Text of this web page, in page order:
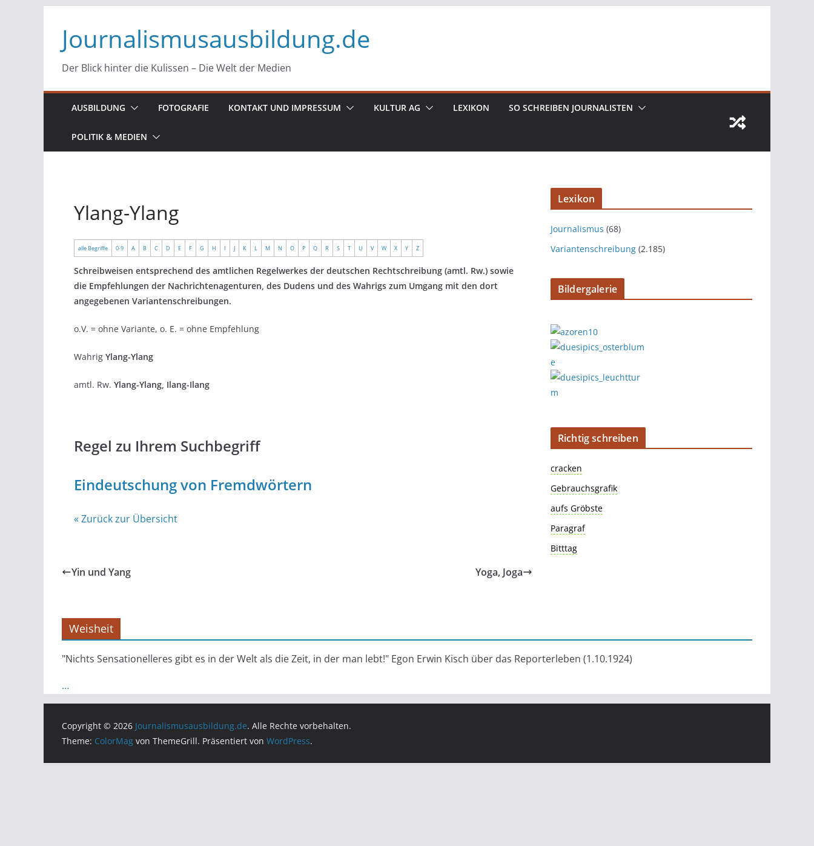
Inhalt
springen
Journalismusausbildung.de
Der Blick hinter die Kulissen – Die Welt der Medien
AUSBILDUNG FOTOGRAFIE KONTAKT UND IMPRESSUM KULTUR AG LEXIKON SO SCHREIBEN JOURNALISTEN
POLITIK & MEDIEN
Ylang-Ylang
alle Begriffe 0-9 A B C D E F G H I J K L M N O P Q R S T U V W X Y Z
Schreibweisen entsprechend des amtlichen Regelwerkes der deutschen Rechtschreibung (amtl. Rw.) sowie
die Empfehlungen der Nachrichtenagenturen, des Dudens und des Wahrigs zum Umgang mit den dort
angegebenen Variantenschreibungen.
o.V. = ohne Variante, o. E. = ohne Empfehlung
Wahrig Ylang-Ylang
amtl. Rw. Ylang-Ylang, Ilang-Ilang
Regel zu Ihrem Suchbegriff
Eindeutschung von Fremdwörtern
« Zurück zur Übersicht
Yin und Yang Yoga, Joga
Lexikon
Journalismus (68)
Variantenschreibung (2.185)
Bildergalerie
Richtig schreiben
cracken
Gebrauchsgrafik
aufs Gröbste
Paragraf
Bitttag
Weisheit
"Nichts Sensationelleres gibt es in der Welt als die Zeit, in der man lebt!" Egon Erwin Kisch über das Reporterleben (1.10.1924)
…
Copyright © 2026 Journalismusausbildung.de. Alle Rechte vorbehalten.
Theme: ColorMag von ThemeGrill. Präsentiert von WordPress.